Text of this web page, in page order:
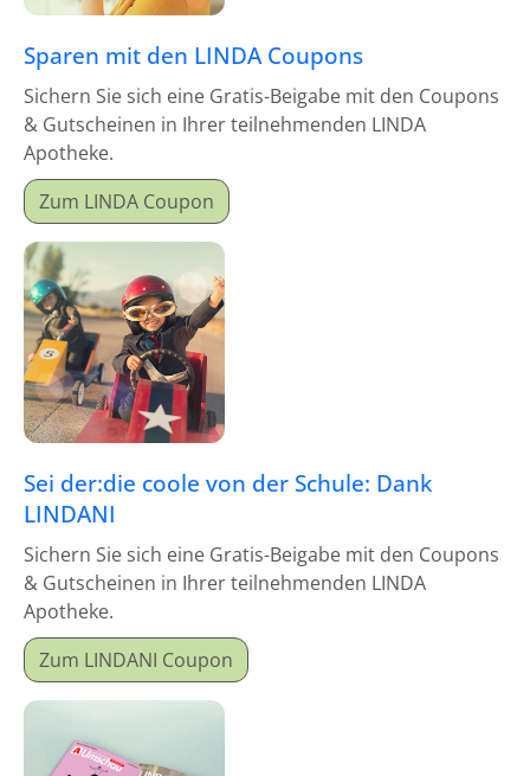
Sparen mit den LINDA Coupons
Sichern Sie sich eine Gratis-Beigabe mit den Coupons
& Gutscheinen in Ihrer teilnehmenden LINDA
Apotheke.
Zum LINDA Coupon
Sei der:die coole von der Schule: Dank
LINDANI
Sichern Sie sich eine Gratis-Beigabe mit den Coupons
& Gutscheinen in Ihrer teilnehmenden LINDA
Apotheke.
Zum LINDANI Coupon